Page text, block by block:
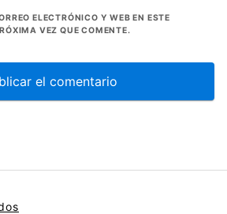
ELECTRÓNICO Y WEB EN ESTE
VEZ QUE COMENTE.